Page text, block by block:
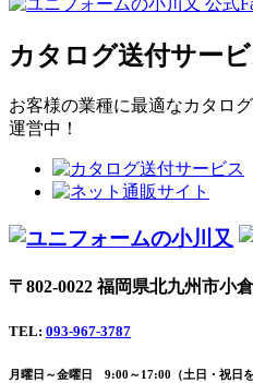
カタログ送付サー
お客様の業種に最適なカタロ
運営中！
〒802-0022 福岡県北九州市小
TEL: 093-967-3787
月曜日～金曜日 9:00～17:00（土日・祝日を